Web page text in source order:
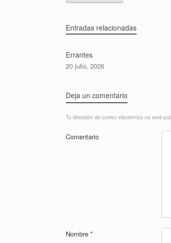
Entradas relacionadas
Errantes
20 julio, 2026
Deja un comentario
Tu dirección de correo electrónico no será
Comentario
Nombre *